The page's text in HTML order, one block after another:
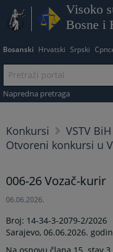
Visoko
Bosne i
Bosanski Hrvatski Srpski
Napredna pretraga
Konkursi
VSTV BiH
Otvoreni konkursi u
006-26 Vozač-kurir
06.06.2026.
Broj: 14-34-3-2079-2/2026
Sarajevo, 06.06.2026.